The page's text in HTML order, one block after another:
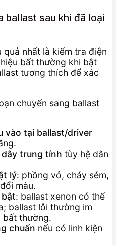
ballast sau khi đã loại
quả nhất là kiểm tra điện
bất thường khi bật
tương thích để xác
chuyển sang ballast
vào tại ballast/driver
trung tính tùy hệ dân
lý: phồng vỏ, cháy sém,
màu.
: ballast xenon có thể
ballast lỗi thường im
bất thường.
chuẩn nếu có linh kiện